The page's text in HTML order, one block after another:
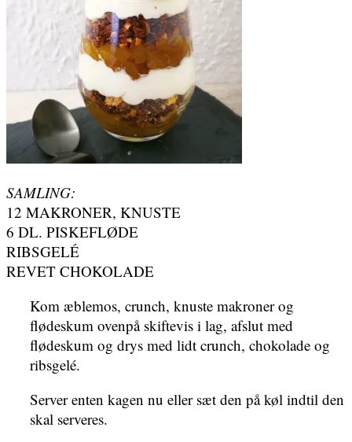
SAMLING:
12 MAKRONER, KNUSTE
6 DL. PISKEFLØDE
RIBSGELÉ
REVET CHOKOLADE
Kom æblemos, crunch, knuste makroner og
flødeskum ovenpå skiftevis i lag, afslut med
flødeskum og drys med lidt crunch, chokolade og
ribsgelé.
Server enten kagen nu eller sæt den på køl indtil den
skal serveres.